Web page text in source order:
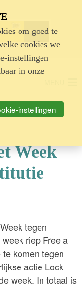
Week
tegen
week riep Free a
komen tegen
actie Lock
week. In totaal is
om goed te
cookies we
instellingen
in onze
instellingen